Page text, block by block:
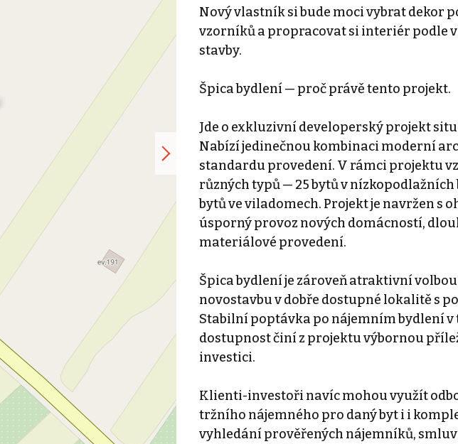
Nový vlastník si bude moci vybrat dekor
vzorníků a propracovat si interiér podle
stavby.
Špica bydlení — proč právě tento projekt.
Jde o exkluzivní developerský projekt
Nabízí jedinečnou kombinaci moderní
standardu provedení. V rámci projektu
různých typů — 25 bytů v
bytů ve viladomech. Projekt je navržen s
úsporný provoz nových domácností,
materiálové provedení.
Špica bydlení je zároveň atraktivní
novostavbu v dobře dostupné lokalitě s
Stabilní poptávka po nájemním bydlení v
dostupnost činí z projektu výbornou
investici.
Klienti-investoři navíc mohou využít
tržního nájemného pro daný byt i i
vyhledání prověřených nájemníků,